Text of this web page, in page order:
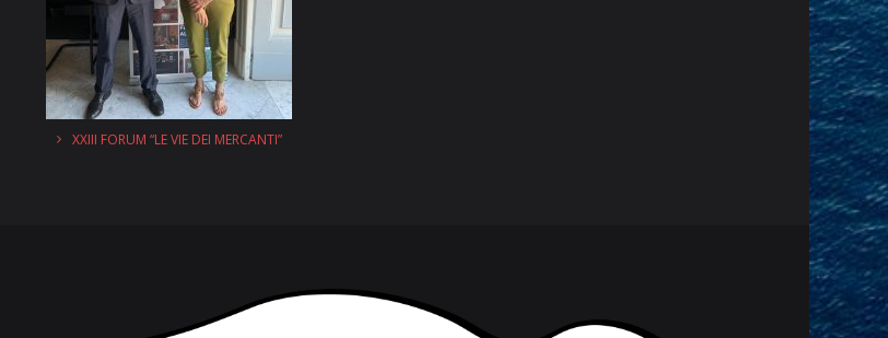
XXIII FORUM “LE VIE DEI MERCANTI”